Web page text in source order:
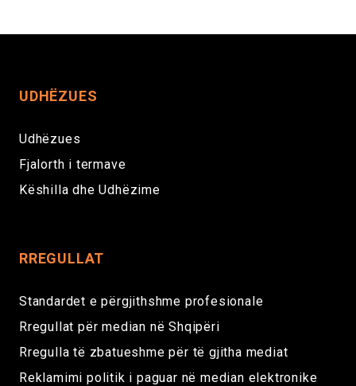
UDHËZUES
Udhëzues
Fjalorth i termave
Këshilla dhe Udhëzime
RREGULLAT
Standardet e përgjithshme profesionale
Rregullat për median në Shqipëri
Rregulla të zbatueshme për të gjitha mediat
Reklamimi politik i paguar në median elektronike